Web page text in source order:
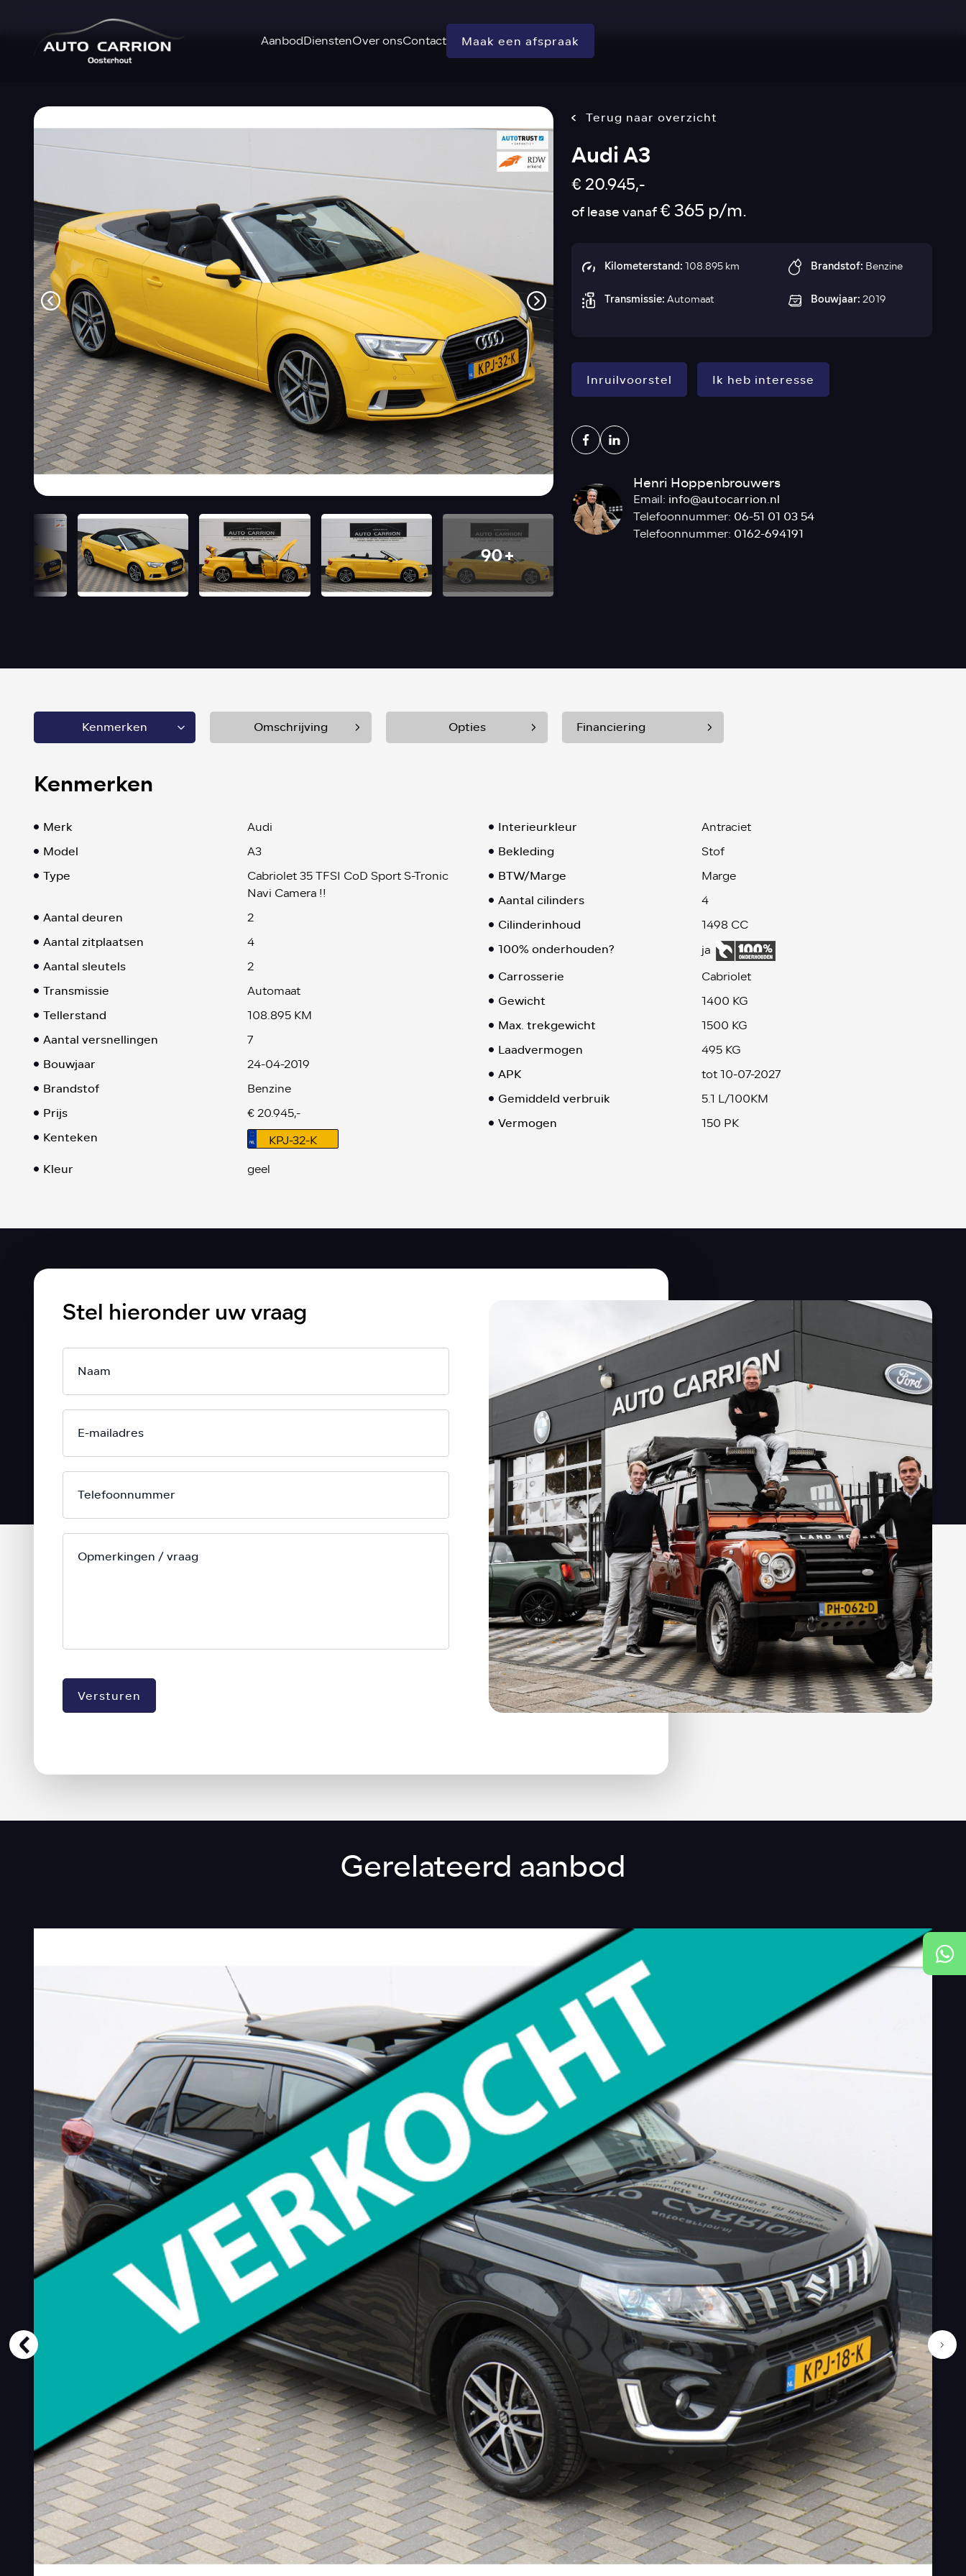
AanbodDienstenOver onsContact Maak een afspraak
Terug naar overzicht
90+
Audi A3
€ 20.945,-
of lease vanaf€ 365 p/m.
Kilometerstand:108.895 km Brandstof: Benzine
Transmissie:Automaat Bouwjaar:2019
Inruilvoorstel Ik heb interesse
Henri Hoppenbrouwers
Email: info@autocarrion.nl
Telefoonnummer: 06-51 01 03 54
Telefoonnummer: 0162-694191
Kenmerken Omschrijving Opties Financiering
Kenmerken
Merk Audi
Model A3
Type
Cabriolet 35 TFSI CoD Sport S-Tronic
Navi Camera !!
Aantal deuren 2
Aantal zitplaatsen 4
Aantal sleutels 2
Transmissie Automaat
Tellerstand 108.895 KM
Aantal versnellingen 7
Bouwjaar 24-04-2019
Brandstof Benzine
Prijs € 20.945,-
Kenteken KPJ-32-K
Kleur geel
Interieurkleur Antraciet
Bekleding Stof
BTW/Marge Marge
Aantal cilinders 4
Cilinderinhoud 1498 CC
100% onderhouden? ja
Carrosserie Cabriolet
Gewicht 1400 KG
Max. trekgewicht 1500 KG
Laadvermogen 495 KG
APK tot 10-07-2027
Gemiddeld verbruik 5.1 L/100KM
Vermogen 150 PK
Stel hieronder uw vraag
Versturen
Gerelateerd aanbod